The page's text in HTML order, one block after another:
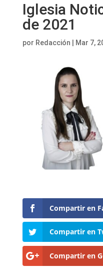
Iglesia
de 2021
por Redacción Mar 7,
Compartir en
Compartir en
Compartir en